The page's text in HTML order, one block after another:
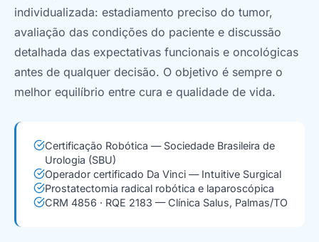
individualizada: estadiamento preciso do tumor,
avaliação das condições do paciente e discussão
detalhada das expectativas funcionais e oncológicas
antes de qualquer decisão. O objetivo é sempre o
melhor equilíbrio entre cura e qualidade de vida.
Certificação Robótica — Sociedade Brasileira de
Urologia (SBU)
Operador certificado Da Vinci — Intuitive Surgical
Prostatectomia radical robótica e laparoscópica
CRM 4856 · RQE 2183 — Clínica Salus, Palmas/TO